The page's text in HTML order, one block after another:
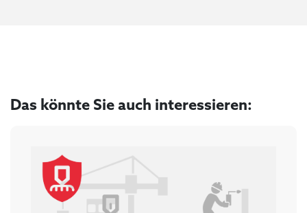
Das könnte Sie auch interessieren: